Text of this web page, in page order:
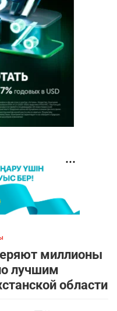
миллионы
лучшим
области